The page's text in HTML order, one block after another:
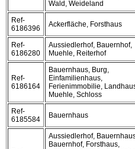
Wald, Weideland
Ref-
6186396
Ackerfläche, Forsthaus
Ref-
6186280
Aussiedlerhof, Bauernhof,
Muehle, Reiterhof
Ref-
6186164
Bauernhaus, Burg,
Einfamilienhaus,
Ferienimmobilie,
Muehle, Schloss
Ref-
6185584
Bauernhaus
Aussiedlerhof,
Bauernhof, Forsthaus,